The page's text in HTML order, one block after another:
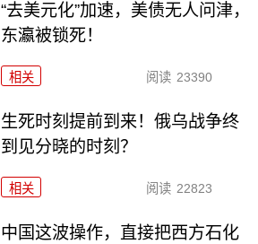
“去美元化”加速，美债无人问津，
东瀛被锁死！
相关 阅读 23390
生死时刻提前到来！俄乌战争终
到见分晓的时刻？
相关 阅读 22823
中国这波操作，直接把西方石化